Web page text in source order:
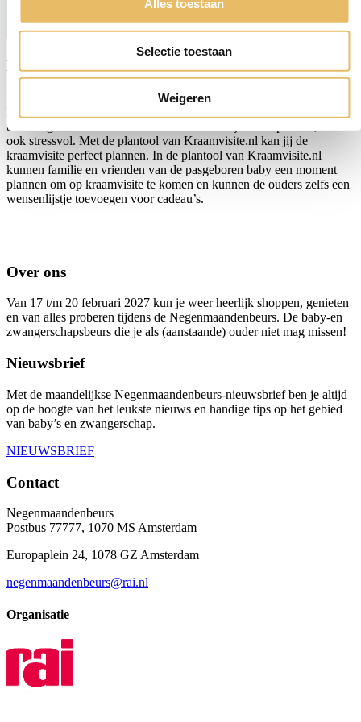
Alles toestaan
Selectie toestaan
Weigeren
Kraamvisite.nl – Plantool
Er is een baby op komst, alles is al goed geregeld, maar na de
bevalling komt de kraamvisite om de hoek kijken. Superleuk, maar
ook stressvol. Met de plantool van Kraamvisite.nl kan jij de
kraamvisite perfect plannen. In de plantool van Kraamvisite.nl
kunnen familie en vrienden van de pasgeboren baby een moment
plannen om op kraamvisite te komen en kunnen de ouders zelfs een
wensenlijstje toevoegen voor cadeau’s.
Over ons
Van 17 t/m 20 februari 2027 kun je weer heerlijk shoppen, genieten
en van alles proberen tijdens de Negenmaandenbeurs. De baby-en
zwangerschapsbeurs die je als (aanstaande) ouder niet mag missen!
Nieuwsbrief
Met de maandelijkse Negenmaandenbeurs-nieuwsbrief ben je altijd
op de hoogte van het leukste nieuws en handige tips op het gebied
van baby’s en zwangerschap.
NIEUWSBRIEF
Contact
Negenmaandenbeurs
Postbus 77777, 1070 MS Amsterdam
Europaplein 24, 1078 GZ Amsterdam
negenmaandenbeurs@rai.nl
Organisatie